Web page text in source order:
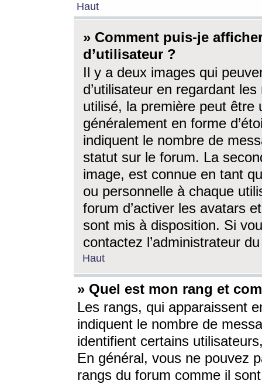
Haut
» Comment puis-je
d’utilisateur ?
Il y a deux images qui
d’utilisateur en regardant
utilisé, la première peut être
généralement en forme
indiquent le nombre de
statut sur le forum. La
image, est connue en tant
ou personnelle à chaque
forum d’activer les avatars
sont mis à disposition. Si
contactez l’administrateur
Haut
» Quel est mon rang et
Les rangs, qui apparaissent
indiquent le nombre de
identifient certains
En général, vous ne pouvez
rangs du forum comme il